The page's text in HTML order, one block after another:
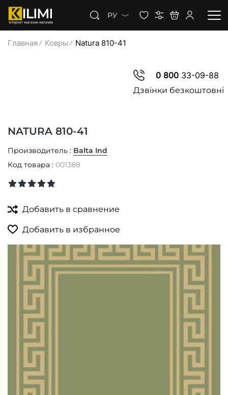
РУ
Главная Ковры Natura 810-41
0 80033-09-88
Дзвінки безкоштовні
NATURA 810-41
Производитель : Balta Ind
Код товара : 001388
Добавить в сравнение
Добавить в избранное